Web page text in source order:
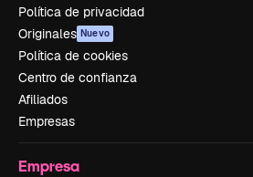
Política de privacidad
Originales Nuevo
Política de cookies
Centro de confianza
Afiliados
Empresas
Empresa